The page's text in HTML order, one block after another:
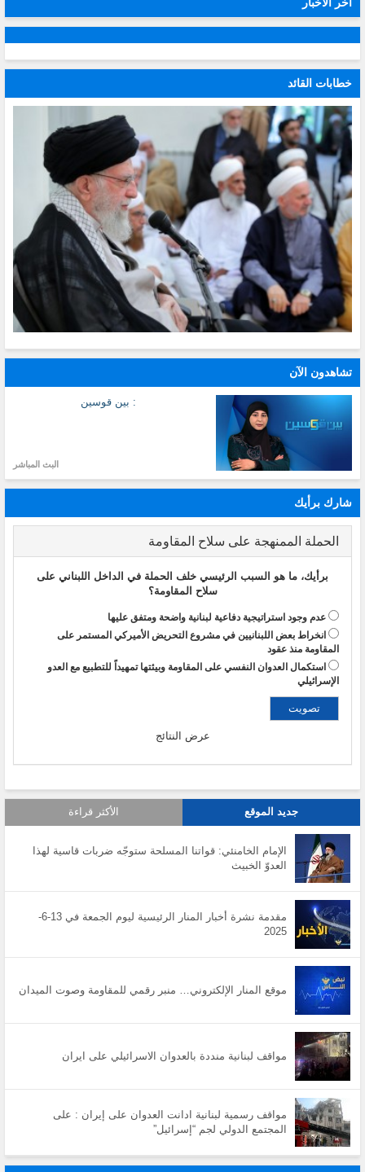
آخر الأخبار
خطابات القائد
تشاهدون الآن
: بين قوسين
البث المباشر
شارك برأيك
الحملة الممنهجة على سلاح المقاومة
برأيك، ما هو السبب الرئيسي خلف الحملة في الداخل اللبناني على
سلاح المقاومة؟
عدم وجود استراتيجية دفاعية لبنانية واضحة ومتفق عليها
انخراط بعض اللبنانيين في مشروع التحريض الأميركي المستمر على
المقاومة منذ عقود
استكمال العدوان النفسي على المقاومة وبيئتها تمهيداً للتطبيع مع العدو
الإسرائيلي
عرض النتائج
جديد الموقع الأكثر قراءة
الإمام الخامنئي: قواتنا المسلحة ستوجّه ضربات قاسية لهذا
العدوّ الخبيث
مقدمة نشرة أخبار المنار الرئيسية ليوم الجمعة في 13-6-
2025
موقع المنار الإلكتروني… منبر رقمي للمقاومة وصوت الميدان
مواقف لبنانية منددة بالعدوان الاسرائيلي على ايران
مواقف رسمية لبنانية ادانت العدوان على إيران : على
المجتمع الدولي لجم “إسرائيل”